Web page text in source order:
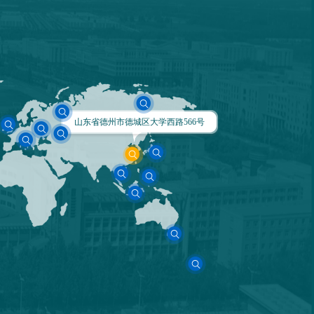
山东省德州市德城区大学西路566号